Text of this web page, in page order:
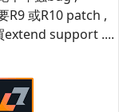
R9 或R10 patch ,
extend support ....